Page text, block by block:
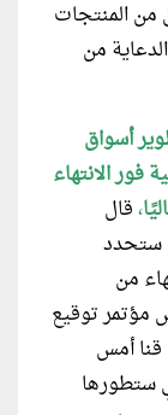
من المنتجات
من
أسواق
فور الانتهاء
،قال
ستحدد
من
مؤتمر توقيع
أمس
ستطورها